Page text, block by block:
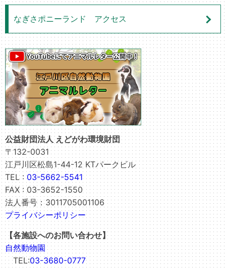
なぎさポニーランド アクセス
公益財団法人 えどがわ環境財団
〒132-0031
江戸川区松島1-44-12 KTパークビル
TEL :03-5662-5541
FAX : 03-3652-1550
法人番号：3011705001106
プライバシーポリシー
【各施設へのお問い合わせ】
自然動物園
TEL:03-3680-0777